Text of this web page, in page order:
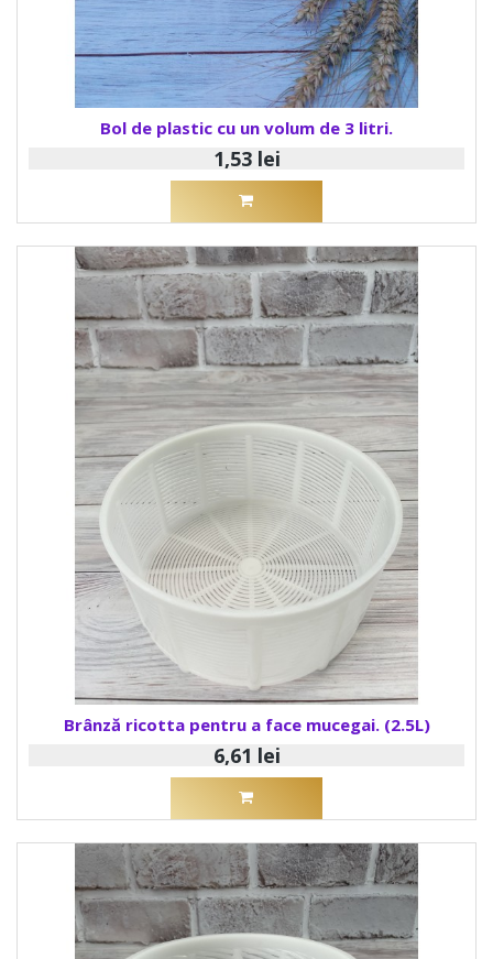
Bol de plastic cu un volum de 3 litri.
1,53 lei
Brânză ricotta pentru a face mucegai. (2.5L)
6,61 lei